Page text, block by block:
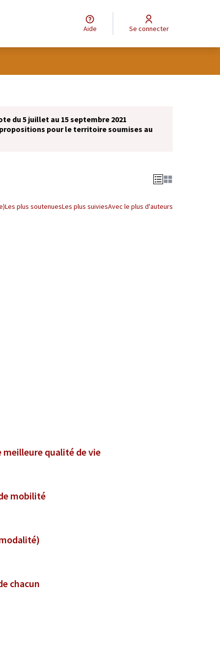
Aide Se connecter
du 5 juillet au 15 septembre 2021
pour le territoire soumises au
Les plus soutenuesLes plus suiviesAvec le plus d'auteurs
meilleure qualité de vie
mobilité
chacun